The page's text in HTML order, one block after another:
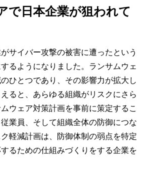
で日本企業が狙われて
サイバー攻撃の被害に遭ったという
るようになりました。ランサムウェ
ひとつであり、その影響力が拡大し
ると、あらゆる組織がリスクにさら
ウェア対策計画を事前に策定するこ
業員、そして組織全体の防御につな
軽減計画は、防御体制の弱点を特定
るための仕組みづくりをする企業を